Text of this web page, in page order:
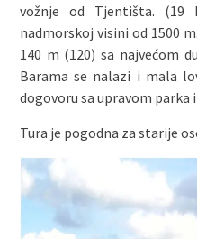
vožnje od Tjentišta. (19
nadmorskoj visini od 1500
140 m (120) sa najvećom
Barama se nalazi i mala
dogovoru sa upravom parka
Tura je pogodna za starije